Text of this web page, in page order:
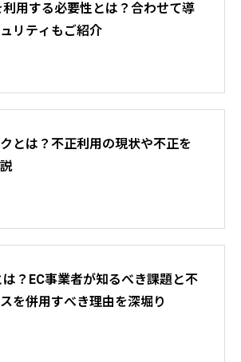
用する必要性とは？合わせて導
リティもご紹介
とは？不正利用の現状や不正を
？EC事業者が知るべき課題と不
を併用すべき理由を深堀り